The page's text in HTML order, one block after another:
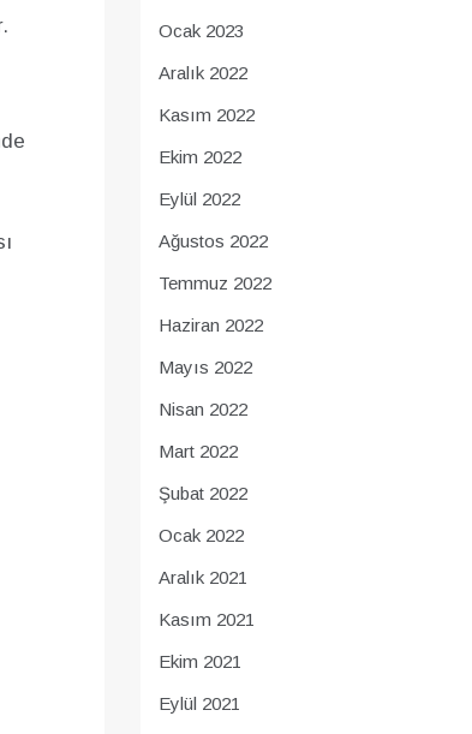
Ocak 2023
Aralık 2022
Kasım 2022
Ekim 2022
Eylül 2022
Ağustos 2022
Temmuz 2022
Haziran 2022
Mayıs 2022
Nisan 2022
Mart 2022
Şubat 2022
Ocak 2022
Aralık 2021
Kasım 2021
Ekim 2021
Eylül 2021